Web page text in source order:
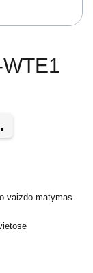
vaizdo matymas